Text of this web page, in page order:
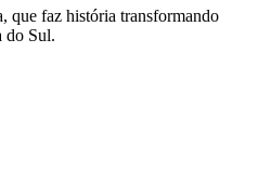
que faz história transformando
do Sul.